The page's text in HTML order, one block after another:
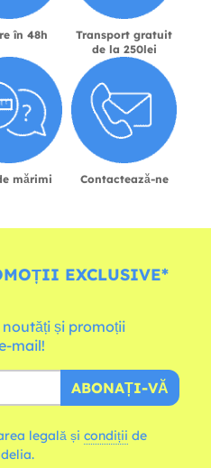
în 48h
Transport gratuit
de la 250lei
mărimi Contactează-ne
EXCLUSIVE*
și promoții
mail!
ABONAȚI-VĂ
legală și condiții